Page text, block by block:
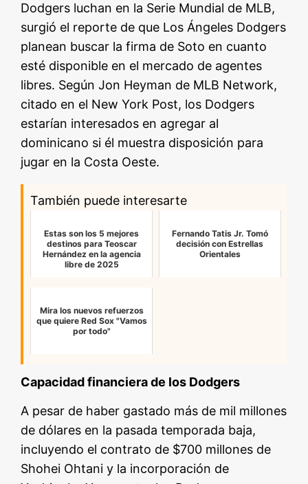
Dodgers luchan en la Serie Mundial de MLB,
surgió el reporte de que Los Ángeles Dodgers
planean buscar la firma de Soto en cuanto
esté disponible en el mercado de agentes
libres. Según Jon Heyman de MLB Network,
citado en el New York Post, los Dodgers
estarían interesados en agregar al
dominicano si él muestra disposición para
jugar en la Costa Oeste.
También puede interesarte
Estas son los 5 mejores
destinos para Teoscar
Hernández en la agencia
libre de 2025
Fernando Tatis Jr. Tomó
decisión con Estrellas
Orientales
Mira los nuevos refuerzos
que quiere Red Sox "Vamos
por todo"
Capacidad financiera de los Dodgers
A pesar de haber gastado más de mil millones
de dólares en la pasada temporada baja,
incluyendo el contrato de $700 millones de
Shohei Ohtani y la incorporación de